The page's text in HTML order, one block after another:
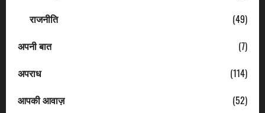
राजनीति
(49)
अपनी बात
(7)
अपराध
(114)
आपकी आवाज़
(52)